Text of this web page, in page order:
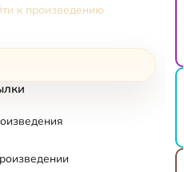
из пис...
к произведению